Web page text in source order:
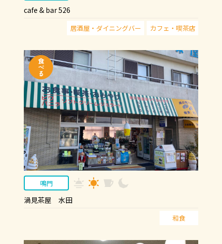
cafe & bar 526
居酒屋・ダイニングバー カフェ・喫茶店
鳴門
渦見茶屋 水田
和食